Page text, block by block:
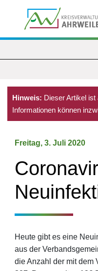
Hinweis: Dieser Artikel ist
Informationen können
Freitag, 3. Juli 2020
Heute gibt es eine
aus der
die Anzahl der mit dem